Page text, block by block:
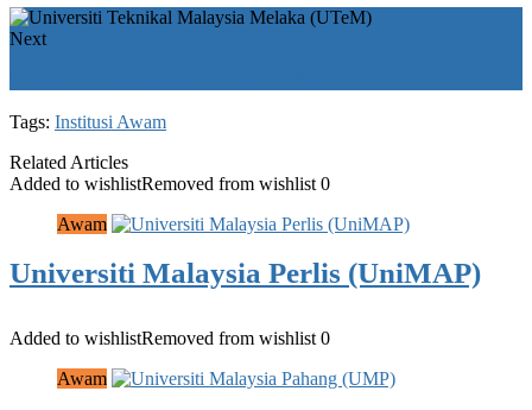
Next
Tags: Institusi Awam
Related Articles
Added to wishlistRemoved from wishlist 0
Awam
Universiti Malaysia Perlis (UniMAP)
Added to wishlistRemoved from wishlist 0
Awam